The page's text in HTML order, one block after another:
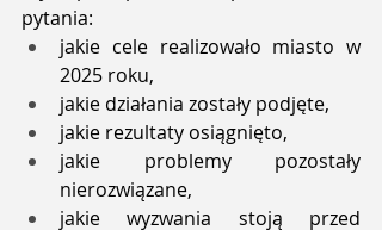
pytania:
jakie cele realizowało miasto w
2025 roku,
jakie działania zostały podjęte,
jakie rezultaty osiągnięto,
jakie problemy pozostały
nierozwiązane,
jakie wyzwania stoją przed